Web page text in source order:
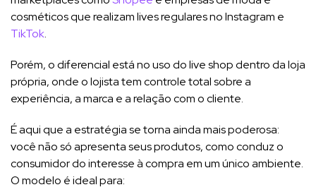
cosméticos que realizam lives regulares no Instagram e
TikTok.
Porém, o diferencial está no uso do live shop dentro da loja
própria, onde o lojista tem controle total sobre a
experiência, a marca e a relação com o cliente.
É aqui que a estratégia se torna ainda mais poderosa:
você não só apresenta seus produtos, como conduz o
consumidor do interesse à compra em um único ambiente.
O modelo é ideal para: